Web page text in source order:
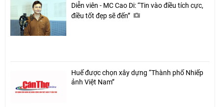
Diễn viên - MC Cao Di: “Tin vào điều tích cực,
điều tốt đẹp sẽ đến”
Huế được chọn xây dựng “Thành phố Nhiếp
ảnh Việt Nam”